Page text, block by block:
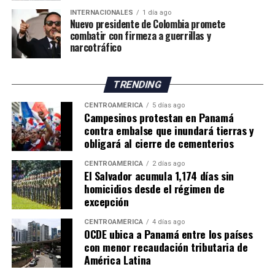
deberán adaptar sus métodos de trabajo y buscar nuevas
oportunidades para mantener la actividad frente al
cambio climático.
El impacto de la sequía pone de manifiesto los desafíos
que enfrenta la agricultura británica, tanto por la
reducción de los rendimientos como por los posibles
efectos sobre los precios y el suministro de productos
agrícolas en los próximos meses.
INTERNACIONALES 1 día ago
Nuevo presidente de Colombia promete
combatir con firmeza a guerrillas y
narcotráfico
TRENDING
CENTROAMÉRICA 5 días ago
Campesinos protestan en Panamá
contra embalse que inundará tierras y
obligará al cierre de cementerios
CENTROAMÉRICA 2 días ago
El Salvador acumula 1,174 días sin
homicidios desde el régimen de
excepción
CENTROAMÉRICA 4 días ago
OCDE ubica a Panamá entre los países
con menor recaudación tributaria de
América Latina